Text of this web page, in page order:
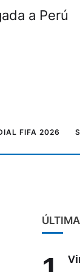
a Perú
FIFA 2026